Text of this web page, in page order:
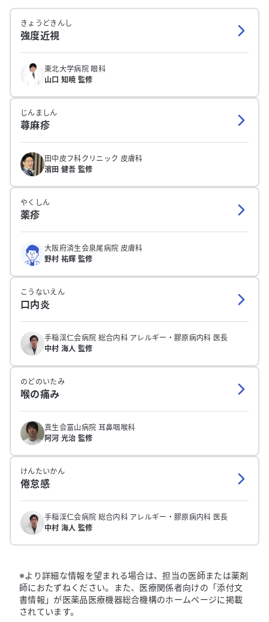
きょうどきんし
強度近視
東北大学病院 眼科
山口 知暁 監修
じんましん
蕁麻疹
田中皮フ科クリニック 皮膚科
濱田 健吾 監修
やくしん
薬疹
大阪府済生会泉尾病院 皮膚科
野村 祐輝 監修
こうないえん
口内炎
手稲渓仁会病院 総合内科 アレルギー・膠原病内科 医長
中村 海人 監修
のどのいたみ
喉の痛み
真生会富山病院 耳鼻咽喉科
阿河 光治 監修
けんたいかん
倦怠感
手稲渓仁会病院 総合内科 アレルギー・膠原病内科 医長
中村 海人 監修
※より詳細な情報を望まれる場合は、担当の医師または薬剤
師におたずねください。また、医療関係者向けの「添付文
書情報」が医薬品医療機器総合機構のホームページに掲載
されています。